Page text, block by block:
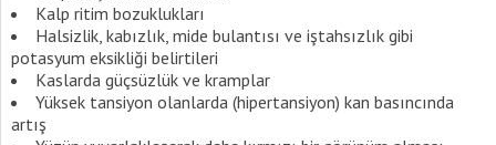
Kalp ritim bozuklukları
Halsizlik, kabızlık, mide bulantısı ve iştahsızlık gibi
potasyum eksikliği belirtileri
Kaslarda güçsüzlük ve kramplar
Yüksek tansiyon olanlarda (hipertansiyon) kan basıncında
artış